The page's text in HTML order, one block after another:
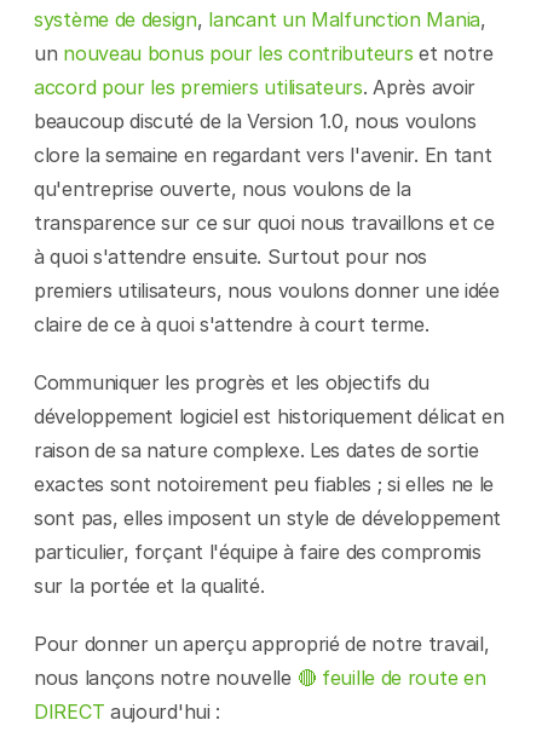
système de design, lancant un Malfunction Mania,
un nouveau bonus pour les contributeurs
et notre
accord pour les premiers utilisateurs. Après avoir
beaucoup discuté de la Version 1.0, nous voulons
clore la semaine en regardant vers l'avenir. En tant
qu'entreprise ouverte, nous voulons de la
transparence sur ce sur quoi nous travaillons et ce
à quoi s'attendre ensuite. Surtout pour nos
premiers utilisateurs, nous voulons donner une idée
claire de ce à quoi s'attendre à court terme.
Communiquer les progrès et les objectifs du
développement logiciel est historiquement délicat en
raison de sa nature complexe. Les dates de sortie
exactes sont notoirement peu fiables ; si elles ne le
sont pas, elles imposent un style de développement
particulier, forçant l'équipe à faire des compromis
sur la portée et la qualité.
Pour donner un aperçu approprié de notre travail,
nous lançons notre nouvelle 🔴 feuille de route en
DIRECT aujourd'hui :